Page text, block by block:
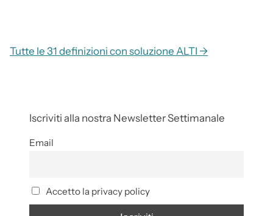
Tutte le 31 definizioni con soluzione ALTI →
Iscriviti alla nostra Newsletter Settimanale
Email
Accetto la privacy policy